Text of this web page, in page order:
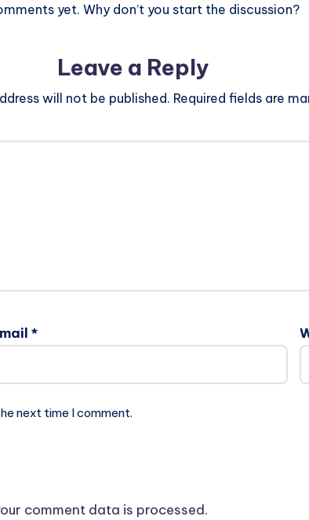
yet. Why don’t you start the discussion?
Leave a Reply
will not be published. Required fields are
*
next time I comment.
comment data is processed.